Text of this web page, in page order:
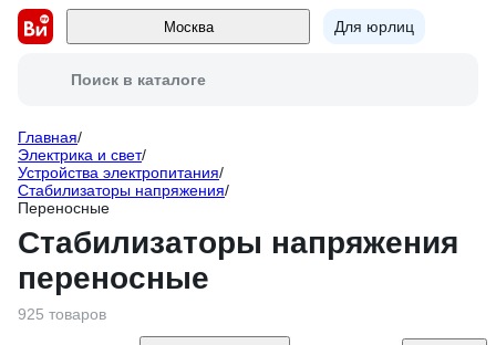
Москва Для юрлиц
Поиск в каталоге
Главная/
Электрика и свет/
Устройства электропитания/
Стабилизаторы напряжения/
Переносные
Стабилизаторы напряжения
переносные
925 товаров